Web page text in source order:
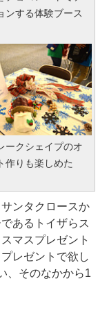
ンする体験ブース
ークシェイプのオ
作りも楽しめた
ンタクロースか
あるトイザらス
マスプレゼント
レゼントで欲し
、そのなかから1